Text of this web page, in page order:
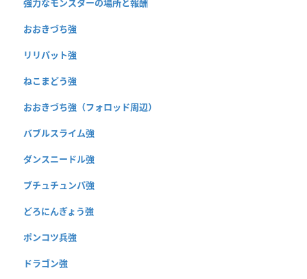
強力なモンスターの場所と報酬
おおきづち強
リリパット強
ねこまどう強
おおきづち強（フォロッド周辺）
バブルスライム強
ダンスニードル強
ブチュチュンパ強
どろにんぎょう強
ポンコツ兵強
ドラゴン強